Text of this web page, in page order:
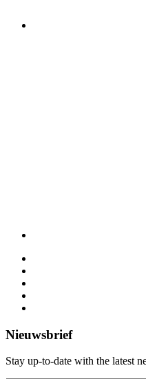
Nieuwsbrief
Stay up-to-date with the latest